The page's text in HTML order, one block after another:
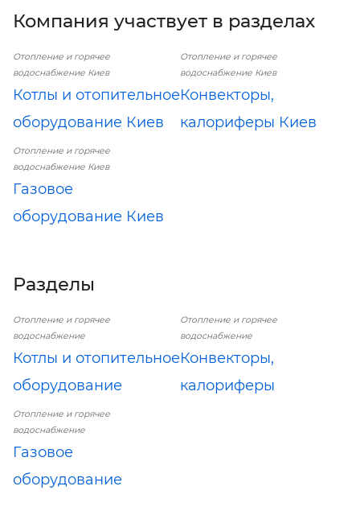
Компания участвует в разделах
Отопление и горячее
водоснабжение Киев
Котлы и отопительное
оборудование Киев
Отопление и горячее
водоснабжение Киев
Конвекторы,
калориферы Киев
Отопление и горячее
водоснабжение Киев
Газовое
оборудование Киев
Разделы
Отопление и горячее
водоснабжение
Котлы и отопительное
оборудование
Отопление и горячее
водоснабжение
Конвекторы,
калориферы
Отопление и горячее
водоснабжение
Газовое
оборудование